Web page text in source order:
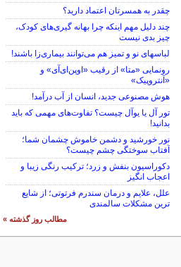
چقدر به همسرتان اعتماد دارید؟
چند دلیل مهم اینکه چرا بهانه گیری‌های کودک،
چیز بدی نیست
لباس‎های نو و تمیز هم می‌توانند بیماری‌زا باشند!
رونمایی «متا» از رقیب «اوپن‌ای‌آی» و
«آنتروپیک»
هوش مصنوعی جدید، انسان از آب درآمد!
تور آل یا یوآل چیست؟ تفاوت‌های مهمی که باید
بدانید!
نور خورشید و دشمن خاموش چشمان شما؛
آفتاب سوختگی چشم چیست؟
دکوراسیون بنفش و زرد؛ ترکیب رنگی زیبا و
اعجاب انگیز
علل، علایم و درمان سندرم فرتوتی؛ از شایع
ترین مشکلات سالمندی
مطالب روز گذشته »